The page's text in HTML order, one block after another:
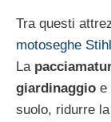
Tra questi
motoseghe Stihl
La
giardinaggio e
suolo, ridurre